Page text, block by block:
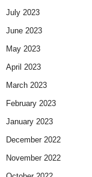
July 2023
June 2023
May 2023
April 2023
March 2023
February 2023
January 2023
December 2022
November 2022